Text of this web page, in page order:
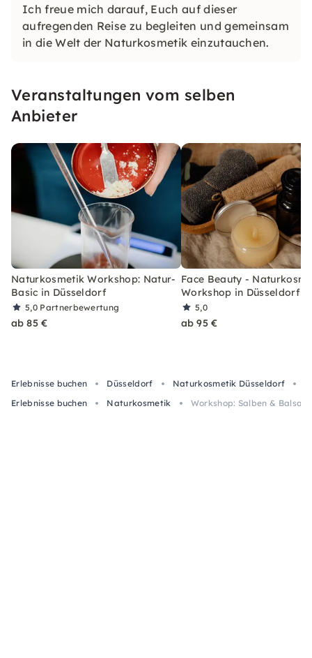
Ich freue mich darauf, Euch auf dieser
aufregenden Reise zu begleiten und gemeinsam
in die Welt der Naturkosmetik einzutauchen.
Veranstaltungen vom selben
Anbieter
Naturkosmetik Workshop: Natur-
Basic in Düsseldorf
5,0 Partnerbewertung
ab 85 €
Face Beauty -
Workshop in Düsseldorf
5,0
ab 95 €
Erlebnisse buchen Düsseldorf Naturkosmetik Düsseldorf
Erlebnisse buchen
Naturkosmetik Workshop: Salben &